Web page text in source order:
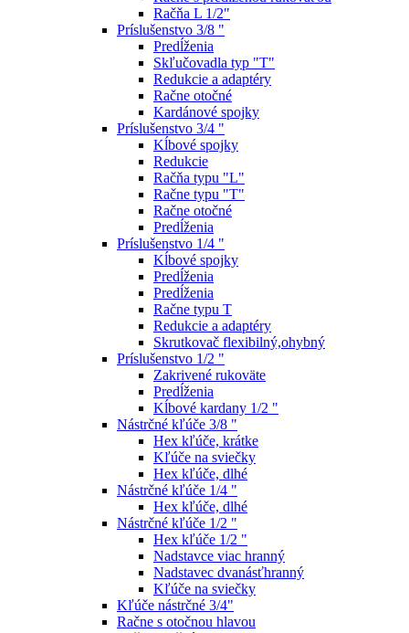
Račňa L 1/2"
Príslušenstvo 3/8 "
Predĺženia
Skľučovadla typ "T"
Redukcie a adaptéry
Račne otočné
Kardánové spojky
Príslušenstvo 3/4 "
Kĺbové spojky
Redukcie
Račňa typu "L"
Račne typu "T"
Račne otočné
Predĺženia
Príslušenstvo 1/4 "
Kĺbové spojky
Predĺženia
Predĺženia
Račne typu T
Redukcie a adaptéry
Skrutkovač flexibilný,ohybný
Príslušenstvo 1/2 "
Zakrivené rukoväte
Predĺženia
Kĺbové kardany 1/2 "
Nástrčné kľúče 3/8 "
Hex kľúče, krátke
Kľúče na sviečky
Hex kľúče, dlhé
Nástrčné kľúče 1/4 "
Hex kľúče, dlhé
Nástrčné kľúče 1/2 "
Hex kľúče 1/2 "
Nadstavce viac hranný
Nadstavec dvanásťhranný
Kľúče na sviečky
Kľúče nástrčné 3/4"
Račne s otočnou hlavou